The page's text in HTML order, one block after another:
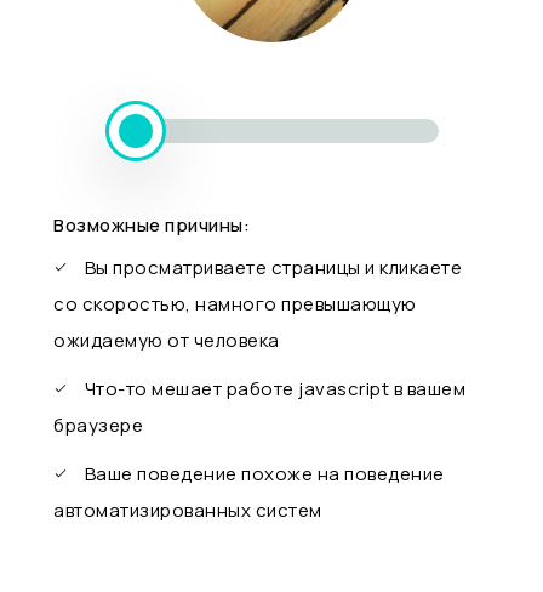
Возможные причины:
Вы просматриваете страницы и кликаете
со скоростью, намного превышающую
ожидаемую от человека
Что-то мешает работе javascript в вашем
браузере
Ваше поведение похоже на поведение
автоматизированных систем